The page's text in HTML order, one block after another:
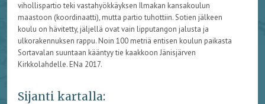
vihollispartio teki vastahyökkäyksen Ilmakan kansakoulun
maastoon (koordinaatti), mutta partio tuhottiin. Sotien jälkeen
koulu on hävitetty, jäljellä ovat vain lipputangon jalusta ja
ulkorakennuksen rappu. Noin 100 metriä entisen koulun paikasta
Sortavalan suuntaan kääntyy tie kaakkoon Jänisjärven
Kirkkolahdelle. ENa 2017.
Sijanti kartalla: